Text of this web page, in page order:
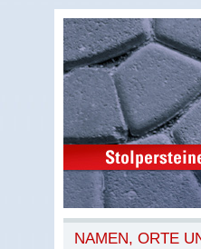
NAMEN, ORTE